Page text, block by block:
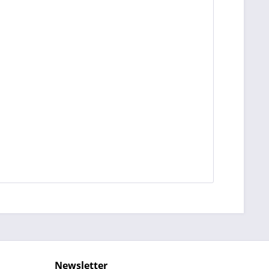
Newsletter